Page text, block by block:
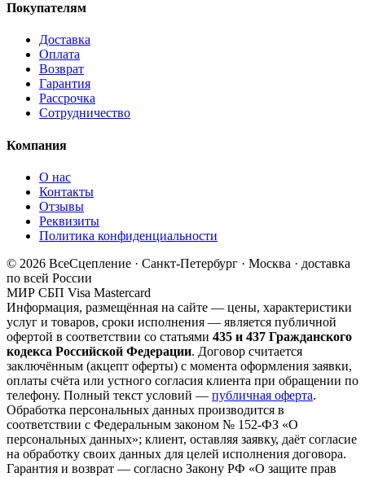
Покупателям
Доставка
Оплата
Возврат
Гарантия
Рассрочка
Сотрудничество
Компания
О нас
Контакты
Отзывы
Реквизиты
Политика конфиденциальности
© 2026 ВсеСцепление · Санкт-Петербург · Москва · доставка
по всей России
МИР СБП Visa Mastercard
Информация, размещённая на сайте — цены, характеристики
услуг и товаров, сроки исполнения — является публичной
офертой в соответствии со статьями 435 и 437 Гражданского
кодекса Российской Федерации. Договор считается
заключённым (акцепт оферты) с момента оформления заявки,
оплаты счёта или устного согласия клиента при обращении по
телефону. Полный текст условий — публичная оферта.
Обработка персональных данных производится в
соответствии с Федеральным законом № 152-ФЗ «О
персональных данных»; клиент, оставляя заявку, даёт согласие
на обработку своих данных для целей исполнения договора.
Гарантия и возврат — согласно Закону РФ «О защите прав